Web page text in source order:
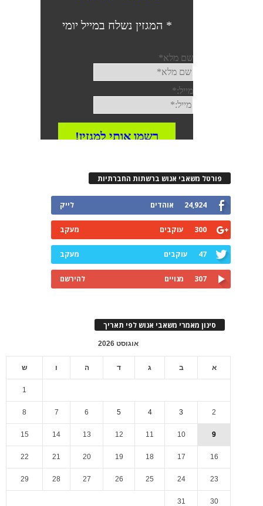
פורטל משאבי אנוש ברשתות החברתיות
24,924 אוהדים לייק
300 עוקבים מעקב
47 עוקבים מעקב
307 מנויים להירשם
סינון מאמרי משאבי אנוש לפי תאריך
אוגוסט 2026
א ב ג ד ה ו ש
1
2
3
4
5
6
7
8
9
10
11
12
13
14
15
16
17
18
19
20
21
22
23
24
25
26
27
28
29
30
31